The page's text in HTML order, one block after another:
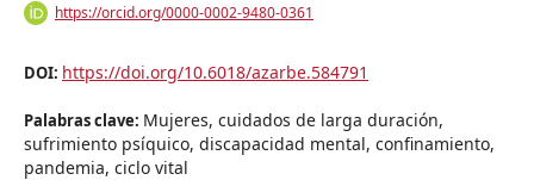
https://orcid.org/0000-0002-9480-0361
DOI: https://doi.org/10.6018/azarbe.584791
Palabras clave: Mujeres, cuidados de larga duración,
sufrimiento psíquico, discapacidad mental, confinamiento,
pandemia, ciclo vital